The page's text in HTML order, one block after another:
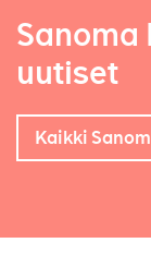
Sanoma
uutiset
Kaikki